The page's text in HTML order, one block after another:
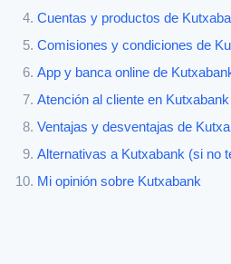
Cuentas y productos de
Comisiones y condiciones de
App y banca online de
Atención al cliente en Kutxabank
Ventajas y desventajas de
Alternativas a Kutxabank (si no
Mi opinión sobre Kutxabank